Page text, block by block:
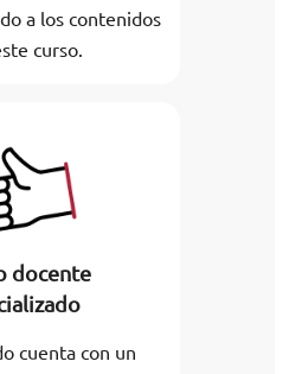
a los contenidos
curso.
docente
cuenta con un